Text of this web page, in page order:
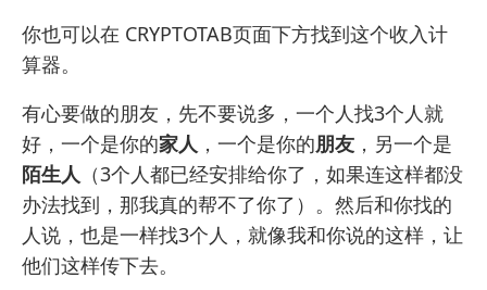
你也可以在 CRYPTOTAB页面下方找到这个收入计
算器。
有心要做的朋友，先不要说多，一个人找3个人就
好，一个是你的家人 ，一个是你的朋友 ，另一个是
陌生人 （3个人都已经安排给你了，如果连这样都没
办法找到，那我真的帮不了你了）。然后和你找的
人说，也是一样找3个人，就像我和你说的这样，让
他们这样传下去。